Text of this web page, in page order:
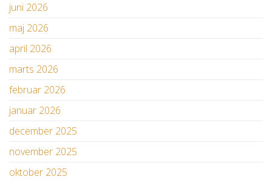
juni 2026
maj 2026
april 2026
marts 2026
februar 2026
januar 2026
december 2025
november 2025
oktober 2025